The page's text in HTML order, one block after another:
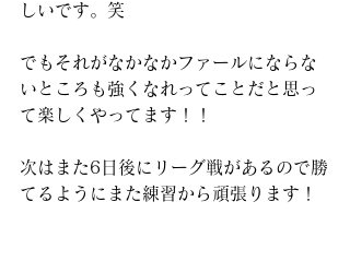
しいです。笑
でもそれがなかなかファールにならな
いところも強くなれってことだと思っ
て楽しくやってます！！
次はまた6日後にリーグ戦があるので勝
てるようにまた練習から頑張ります！